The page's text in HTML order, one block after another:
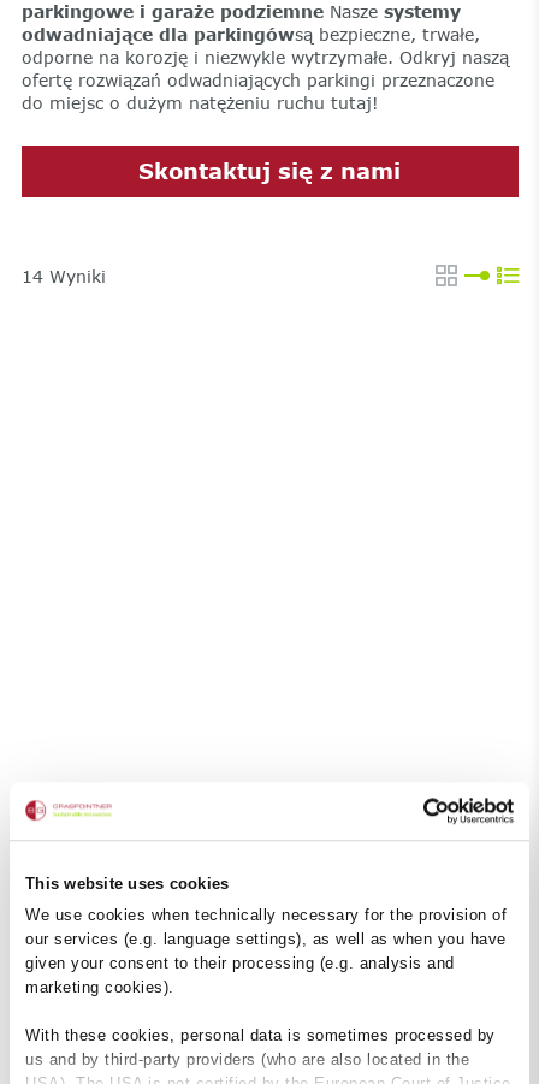
This website uses cookies
We use cookies when technically necessary for the provision of
our services (e.g. language settings), as well as when you have
given your consent to their processing (e.g. analysis and
marketing cookies).
With these cookies, personal data is sometimes processed by
us and by third-party providers (who are also located in the
parkingowe i garaże podziemne Nasze systemy
odwadniające dla parkingówsą bezpieczne, trwałe,
odporne na korozję i niezwykle wytrzymałe. Odkryj naszą
ofertę rozwiązań odwadniających parkingi przeznaczone
do miejsc o dużym natężeniu ruchu tutaj!
Skontaktuj się z nami
14 Wyniki